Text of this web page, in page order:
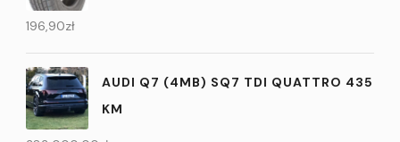
196,90zł
AUDI Q7 (4MB) SQ7 TDI QUATTRO 435
KM